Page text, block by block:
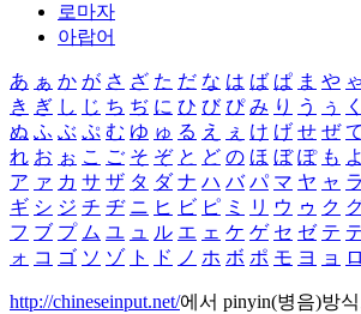
로마자
아랍어
あ ぁ か が さ ざ た だ な は ば ぱ ま や ゃ
き ぎ し じ ち ぢ に ひ び ぴ み り う ぅ く
ぬ ふ ぶ ぷ む ゆ ゅ る え ぇ け げ せ ぜ て
れ お ぉ こ ご そ ぞ と ど の ほ ぼ ぽ も よ
ア ァ カ サ ザ タ ダ ナ ハ バ パ マ ヤ ャ ラ
ギ シ ジ チ ヂ ニ ヒ ビ ピ ミ リ ウ ゥ ク
フ ブ プ ム ユ ュ ル エ ェ ケ ゲ セ ゼ テ
ォ コ ゴ ソ ゾ ト ド ノ ホ ボ ポ モ ヨ ョ ロ
http://chineseinput.net/에서 pinyin(병음)방